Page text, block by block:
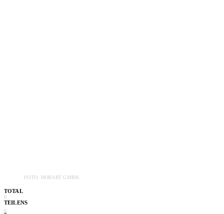
FOTO: HOBART GMBH.
TOTAL
0
TEILENS
0